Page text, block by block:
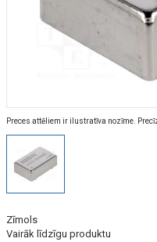
Preces attēliem ir ilustratīva nozīme.
Zīmols
Vairāk līdzīgu produktu